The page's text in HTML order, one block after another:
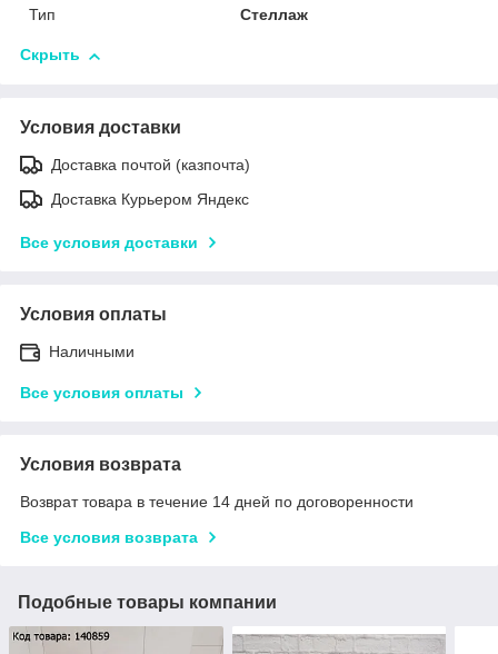
Тип
Стеллаж
Скрыть
Условия доставки
Доставка почтой (казпочта)
Доставка Курьером Яндекс
Все условия доставки
Условия оплаты
Наличными
Все условия оплаты
Условия возврата
Возврат товара в течение 14 дней по договоренности
Все условия возврата
Подобные товары компании